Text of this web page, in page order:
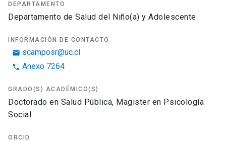
DEPARTAMENTO
Departamento de Salud del Niño(a) y Adolescente
INFORMACIÓN DE CONTACTO
email scamposr@uc.cl
phone Anexo 7264
GRADO(S) ACADÉMICO(S)
Doctorado en Salud Pública, Magister en Psicología
Social
ORCID